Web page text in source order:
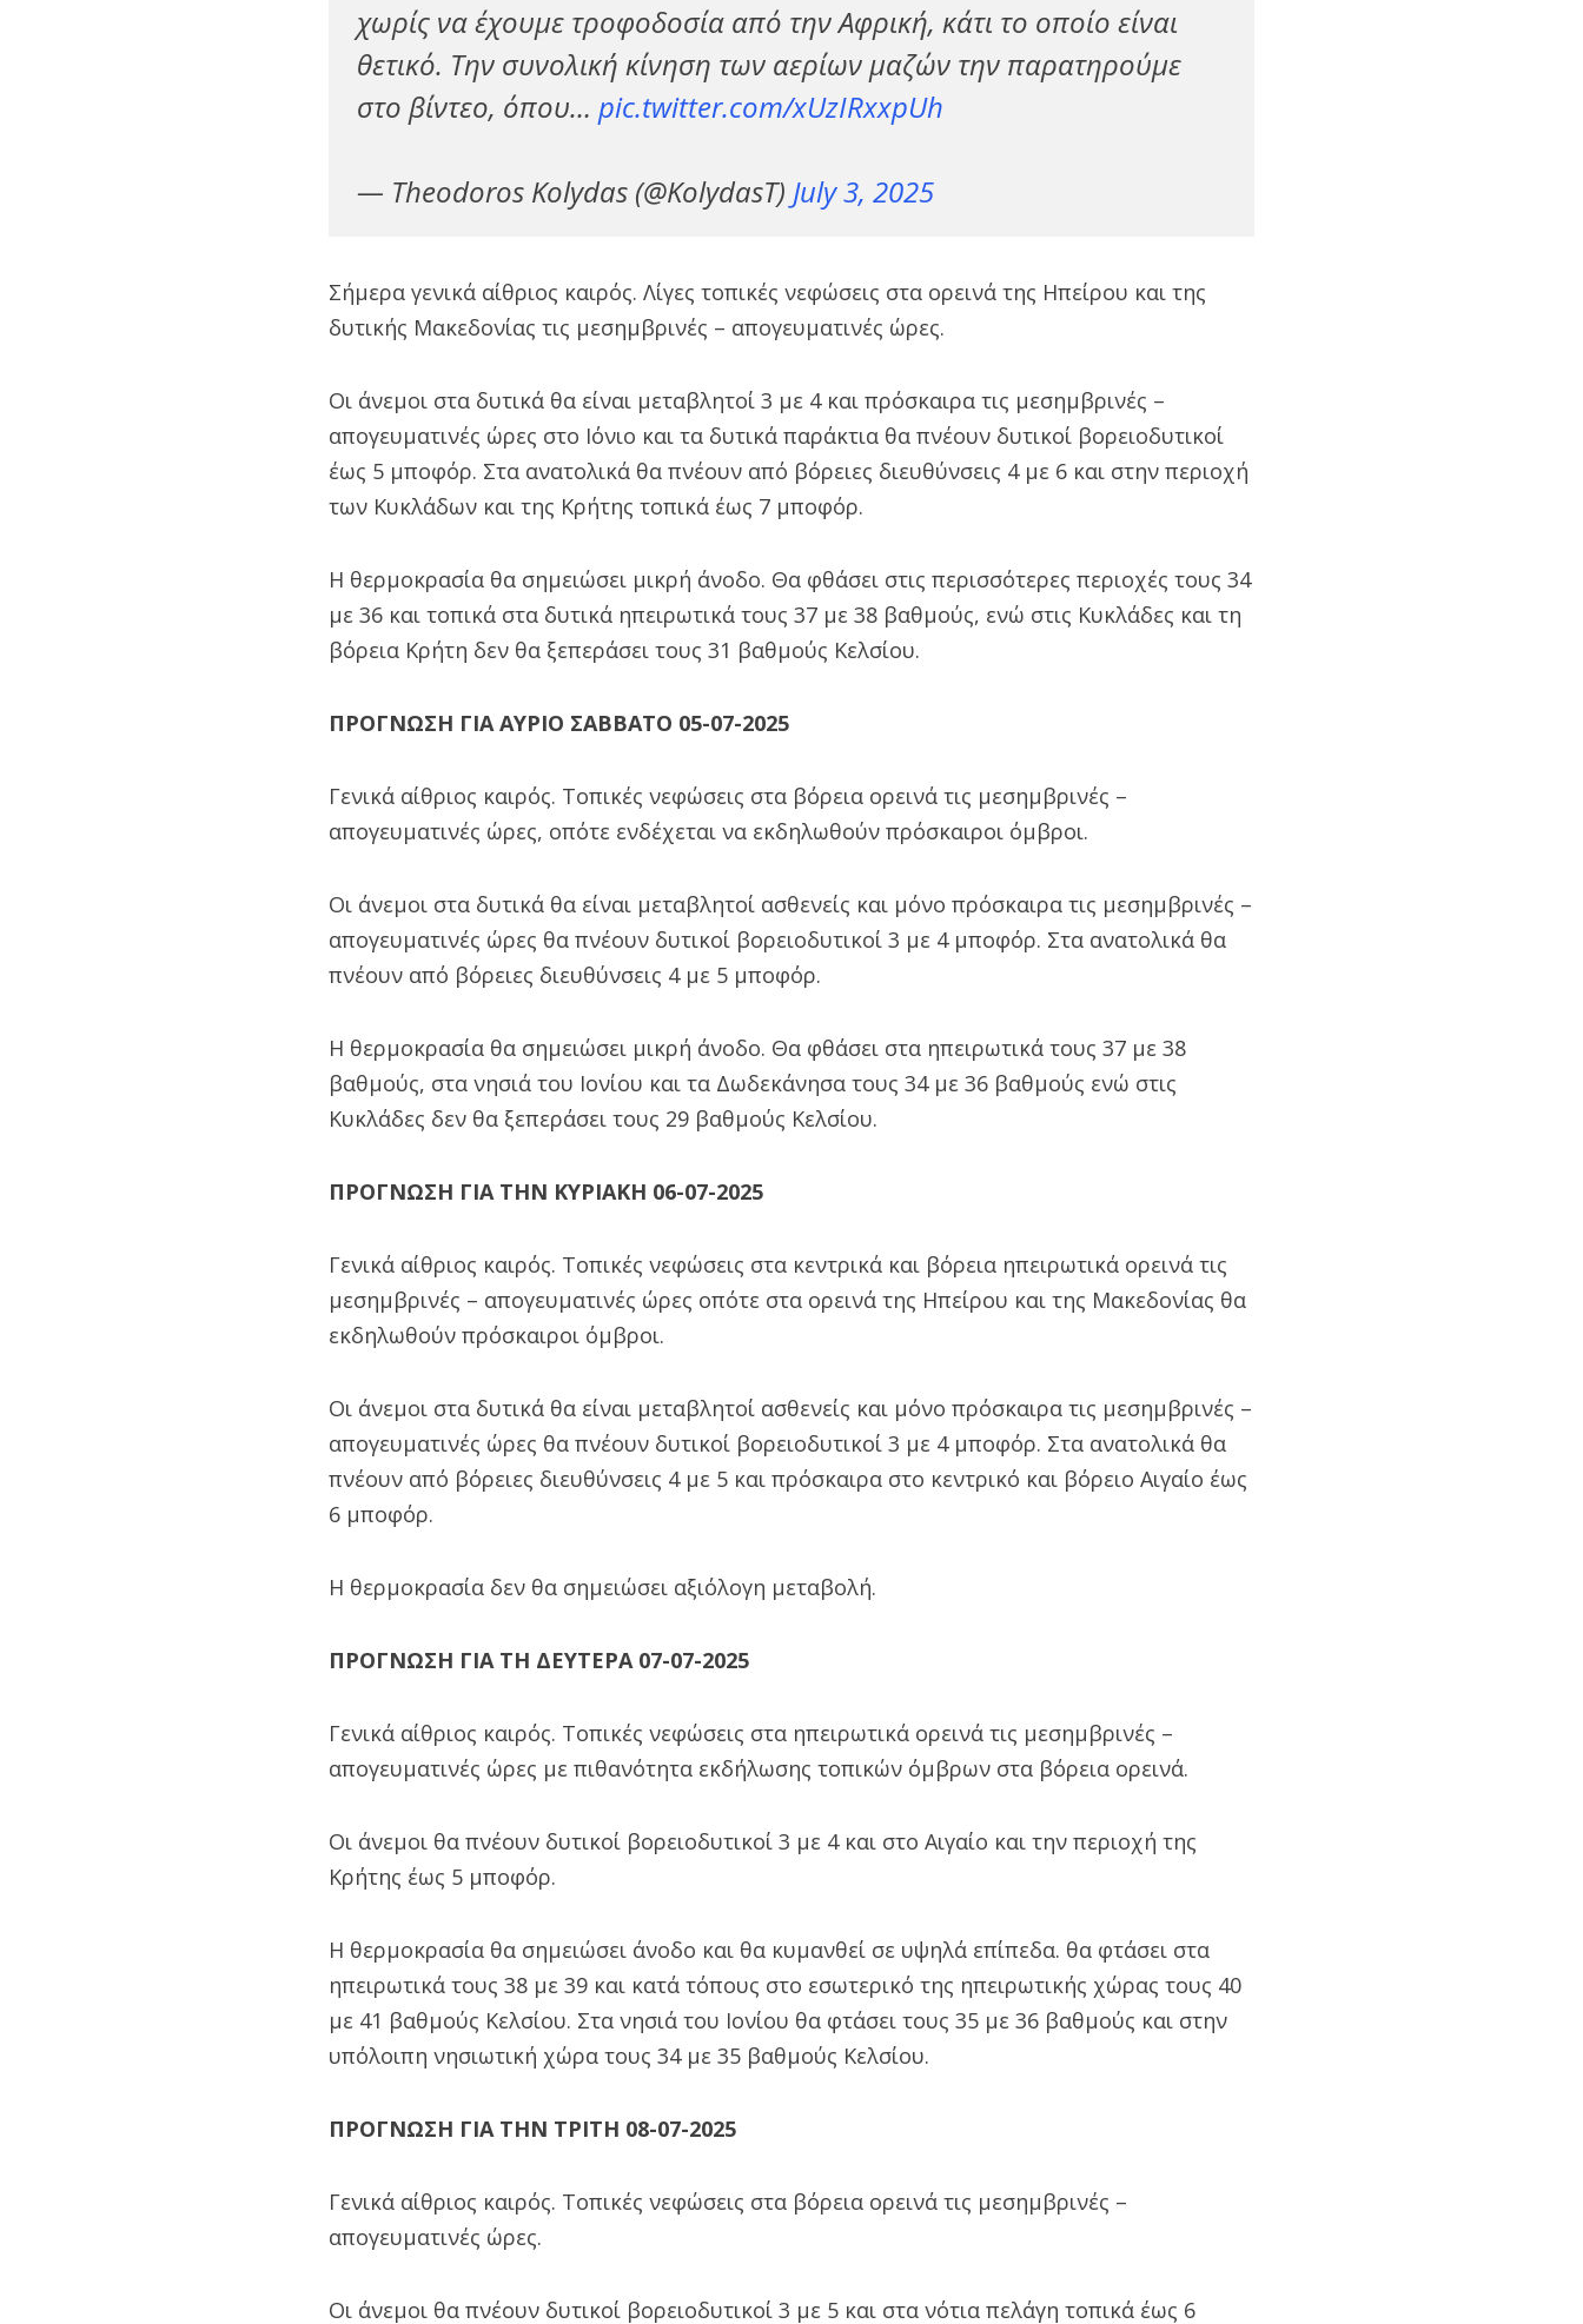
χωρίς να έχουμε τροφοδοσία από την Αφρική, κάτι το οποίο είναι
θετικό. Την συνολική κίνηση των αερίων μαζών την παρατηρούμε
στο βίντεο, όπου… pic.twitter.com/xUzIRxxpUh
— Theodoros Kolydas (@KolydasT) July 3, 2025
Σήμερα γενικά αίθριος καιρός. Λίγες τοπικές νεφώσεις στα ορεινά της Ηπείρου και της
δυτικής Μακεδονίας τις μεσημβρινές – απογευματινές ώρες.
Οι άνεμοι στα δυτικά θα είναι μεταβλητοί 3 με 4 και πρόσκαιρα τις μεσημβρινές –
απογευματινές ώρες στο Ιόνιο και τα δυτικά παράκτια θα πνέουν δυτικοί βορειοδυτικοί
έως 5 μποφόρ. Στα ανατολικά θα πνέουν από βόρειες διευθύνσεις 4 με 6 και στην περιοχή
των Κυκλάδων και της Κρήτης τοπικά έως 7 μποφόρ.
Η θερμοκρασία θα σημειώσει μικρή άνοδο. Θα φθάσει στις περισσότερες περιοχές τους 34
με 36 και τοπικά στα δυτικά ηπειρωτικά τους 37 με 38 βαθμούς, ενώ στις Κυκλάδες και τη
βόρεια Κρήτη δεν θα ξεπεράσει τους 31 βαθμούς Κελσίου.
ΠΡΟΓΝΩΣΗ ΓΙΑ ΑΥΡΙΟ ΣΑΒΒΑΤΟ 05-07-2025
Γενικά αίθριος καιρός. Τοπικές νεφώσεις στα βόρεια ορεινά τις μεσημβρινές –
απογευματινές ώρες, οπότε ενδέχεται να εκδηλωθούν πρόσκαιροι όμβροι.
Οι άνεμοι στα δυτικά θα είναι μεταβλητοί ασθενείς και μόνο πρόσκαιρα τις μεσημβρινές –
απογευματινές ώρες θα πνέουν δυτικοί βορειοδυτικοί 3 με 4 μποφόρ. Στα ανατολικά θα
πνέουν από βόρειες διευθύνσεις 4 με 5 μποφόρ.
Η θερμοκρασία θα σημειώσει μικρή άνοδο. Θα φθάσει στα ηπειρωτικά τους 37 με 38
βαθμούς, στα νησιά του Ιονίου και τα Δωδεκάνησα τους 34 με 36 βαθμούς ενώ στις
Κυκλάδες δεν θα ξεπεράσει τους 29 βαθμούς Κελσίου.
ΠΡΟΓΝΩΣΗ ΓΙΑ ΤΗΝ ΚΥΡΙΑΚΗ 06-07-2025
Γενικά αίθριος καιρός. Τοπικές νεφώσεις στα κεντρικά και βόρεια ηπειρωτικά ορεινά τις
μεσημβρινές – απογευματινές ώρες οπότε στα ορεινά της Ηπείρου και της Μακεδονίας θα
εκδηλωθούν πρόσκαιροι όμβροι.
Οι άνεμοι στα δυτικά θα είναι μεταβλητοί ασθενείς και μόνο πρόσκαιρα τις μεσημβρινές –
απογευματινές ώρες θα πνέουν δυτικοί βορειοδυτικοί 3 με 4 μποφόρ. Στα ανατολικά θα
πνέουν από βόρειες διευθύνσεις 4 με 5 και πρόσκαιρα στο κεντρικό και βόρειο Αιγαίο έως
6 μποφόρ.
Η θερμοκρασία δεν θα σημειώσει αξιόλογη μεταβολή.
ΠΡΟΓΝΩΣΗ ΓΙΑ ΤΗ ΔΕΥΤΕΡΑ 07-07-2025
Γενικά αίθριος καιρός. Τοπικές νεφώσεις στα ηπειρωτικά ορεινά τις μεσημβρινές –
απογευματινές ώρες με πιθανότητα εκδήλωσης τοπικών όμβρων στα βόρεια ορεινά.
Οι άνεμοι θα πνέουν δυτικοί βορειοδυτικοί 3 με 4 και στο Αιγαίο και την περιοχή της
Κρήτης έως 5 μποφόρ.
Η θερμοκρασία θα σημειώσει άνοδο και θα κυμανθεί σε υψηλά επίπεδα. θα φτάσει στα
ηπειρωτικά τους 38 με 39 και κατά τόπους στο εσωτερικό της ηπειρωτικής χώρας τους 40
με 41 βαθμούς Κελσίου. Στα νησιά του Ιονίου θα φτάσει τους 35 με 36 βαθμούς και στην
υπόλοιπη νησιωτική χώρα τους 34 με 35 βαθμούς Κελσίου.
ΠΡΟΓΝΩΣΗ ΓΙΑ ΤΗΝ ΤΡΙΤΗ 08-07-2025
Γενικά αίθριος καιρός. Τοπικές νεφώσεις στα βόρεια ορεινά τις μεσημβρινές –
απογευματινές ώρες.
Οι άνεμοι θα πνέουν δυτικοί βορειοδυτικοί 3 με 5 και στα νότια πελάγη τοπικά έως 6